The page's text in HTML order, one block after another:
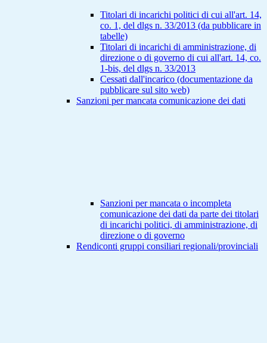
Titolari di incarichi politici di cui all'art. 14,
co. 1, del dlgs n. 33/2013 (da pubblicare in
tabelle)
Titolari di incarichi di amministrazione, di
direzione o di governo di cui all'art. 14, co.
1-bis, del dlgs n. 33/2013
Cessati dall'incarico (documentazione da
pubblicare sul sito web)
Sanzioni per mancata comunicazione dei dati
Sanzioni per mancata o incompleta
comunicazione dei dati da parte dei titolari
di incarichi politici, di amministrazione, di
direzione o di governo
Rendiconti gruppi consiliari regionali/provinciali